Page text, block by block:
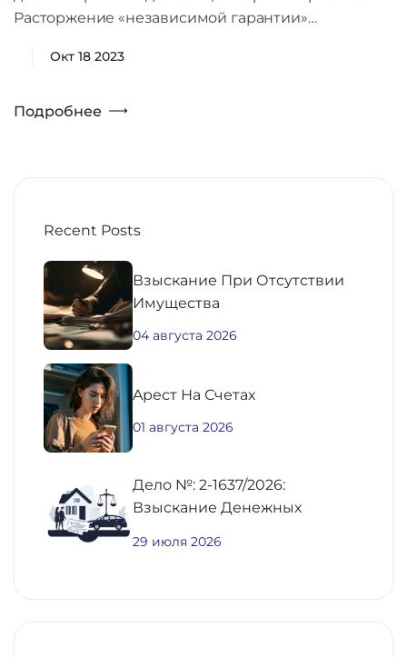
Расторжение «независимой гарантии»…
Окт 18 2023
Подробнее
Recent Posts
Взыскание При Отсутствии
Имущества
04 августа 2026
Aрест На Счетах
01 августа 2026
Дело №: 2-1637/2026:
Взыскание Денежных
29 июля 2026